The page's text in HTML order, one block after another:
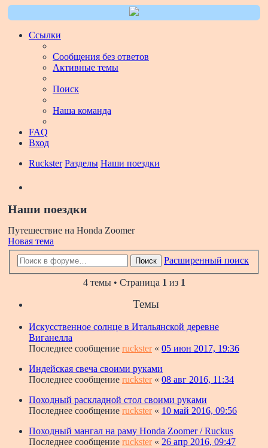
Ссылки
Сообщения без ответов
Активные темы
Поиск
Наша команда
FAQ
Вход
Ruckster Разделы Наши поездки
Наши поездки
Путешествие на Honda Zoomer
Новая тема
Поиск Расширенный поиск
4 темы • Страница 1 из 1
Темы
Искусственное солнце в Итальянской деревне
Виганелла
Последнее сообщение ruckster« 05 июн 2017, 19:36
Индейская свеча своими руками
Последнее сообщение ruckster« 08 авг 2016, 11:34
Походный раскладной стол своими руками
Последнее сообщение ruckster« 10 май 2016, 09:56
Походный мангал на раму Honda Zoomer / Ruckus
Последнее сообщение ruckster« 26 апр 2016, 09:47